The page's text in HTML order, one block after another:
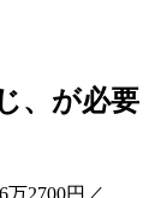
、が必要